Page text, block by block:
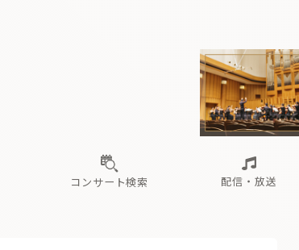
コンサート検索 配信・放送
海の向こうの音楽家 Aからの眺望
過去の特集